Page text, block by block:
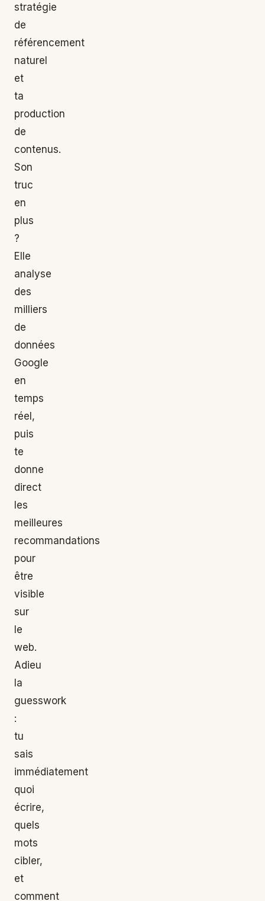
stratégie
de
référencement
naturel
et
ta
production
de
contenus.
Son
truc
en
plus
?
Elle
analyse
des
milliers
de
données
Google
en
temps
réel,
puis
te
donne
direct
les
meilleures
recommandations
pour
être
visible
sur
le
web.
Adieu
la
guesswork
:
tu
sais
immédiatement
quoi
écrire,
quels
mots
cibler,
et
comment